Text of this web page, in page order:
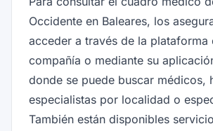
Occidente en Baleares, los
acceder a través de la plataforma
compañía o mediante su
donde se puede buscar médicos,
especialistas por localidad o
También están disponibles